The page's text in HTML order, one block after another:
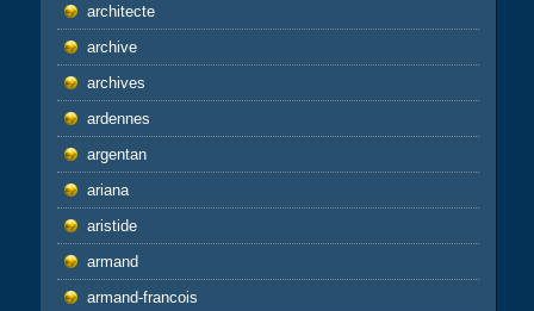
architecte
archive
archives
ardennes
argentan
ariana
aristide
armand
armand-francois